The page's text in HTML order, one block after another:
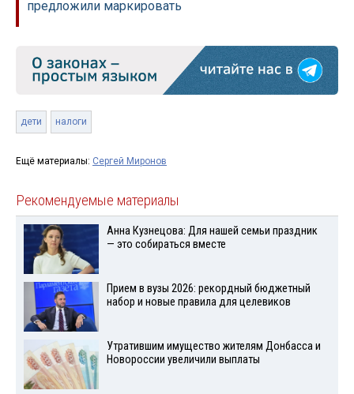
предложили маркировать
дети налоги
Ещё материалы: Сергей Миронов
Рекомендуемые материалы
Анна Кузнецова: Для нашей семьи праздник
— это собираться вместе
Прием в вузы 2026: рекордный бюджетный
набор и новые правила для целевиков
Утратившим имущество жителям Донбасса и
Новороссии увеличили выплаты